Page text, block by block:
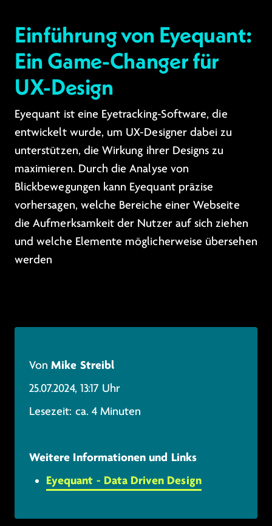
Einführung von Eyequant:
Ein Game-Changer für
UX-Design
Eyequant ist eine Eyetracking-Software, die
entwickelt wurde, um UX-Designer dabei zu
unterstützen, die Wirkung ihrer Designs zu
maximieren. Durch die Analyse von
Blickbewegungen kann Eyequant präzise
vorhersagen, welche Bereiche einer Webseite
die Aufmerksamkeit der Nutzer auf sich ziehen
und welche Elemente möglicherweise übersehen
werden
VonMike Streibl
25.07.2024, 13:17 Uhr
Lesezeit: ca. 4 Minuten
Weitere Informationen und Links
Eyequant - Data Driven Design